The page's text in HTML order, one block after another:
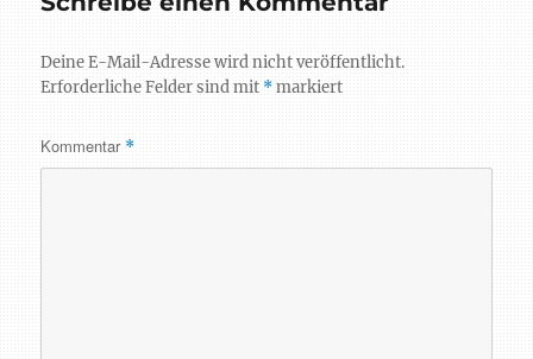
Deine E-Mail-Adresse wird nicht veröffentlicht.
Erforderliche Felder sind mit *markiert
Kommentar *